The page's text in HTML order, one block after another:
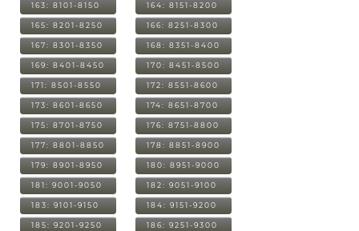
163: 8101-8150 164: 8151-8200
165: 8201-8250 166: 8251-8300
167: 8301-8350 168: 8351-8400
169: 8401-8450 170: 8451-8500
171: 8501-8550 172: 8551-8600
173: 8601-8650 174: 8651-8700
175: 8701-8750 176: 8751-8800
177: 8801-8850 178: 8851-8900
179: 8901-8950 180: 8951-9000
181: 9001-9050 182: 9051-9100
183: 9101-9150 184: 9151-9200
185: 9201-9250 186: 9251-9300